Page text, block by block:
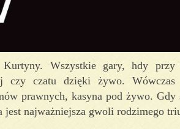
Kurtyny. Wszystkie gary, hdy przy
czy czatu dzięki żywo.
prawnych, kasyna pod żywo. Gdy
jest najważniejsza gwoli rodzimego